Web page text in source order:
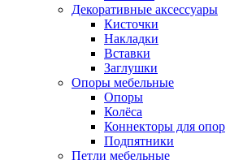
Декоративные аксессуары
Кисточки
Накладки
Вставки
Заглушки
Опоры мебельные
Опоры
Колёса
Коннекторы для опор
Подпятники
Петли мебельные